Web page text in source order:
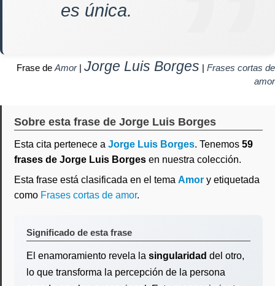
es única.
Frase de Amor| Jorge Luis Borges | Frases cortas de
amor
Sobre esta frase de Jorge Luis Borges
Esta cita pertenece a Jorge Luis Borges. Tenemos 59
frases de Jorge Luis Borges en nuestra colección.
Esta frase está clasificada en el tema Amor y etiquetada
como Frases cortas de amor.
Significado de esta frase
El enamoramiento revela la singularidad del otro,
lo que transforma la percepción de la persona